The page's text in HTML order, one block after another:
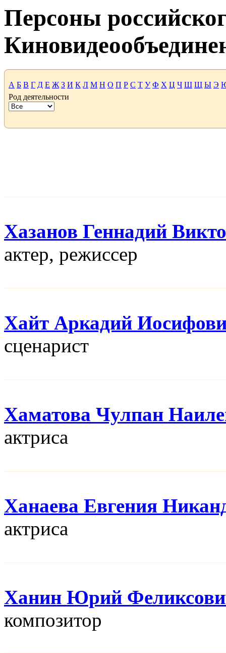
Персоны
А Б В Г Д Е Ж З И К Л М Н О П Р С Т У Ф Х Ц Ч Ш Щ Ы Э
Род деятельности
Хазанов Геннадий
актер, режисcер
Хайт Аркадий
сценарист
Хаматова Чулпан
актриса
Ханаева Евгения
актриса
Ханин Юрий
композитор